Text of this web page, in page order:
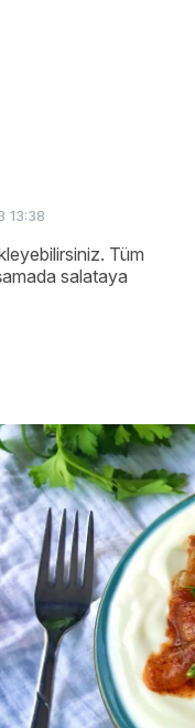
13:38
Tüm
salataya